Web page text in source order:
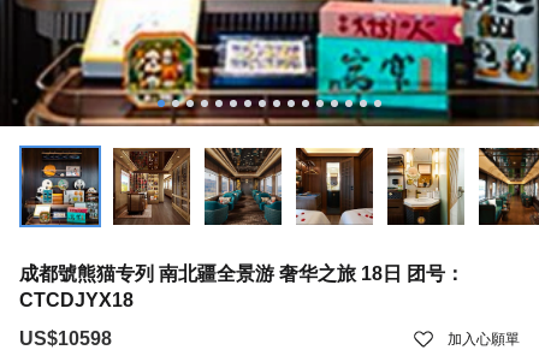
成都號熊猫专列 南北疆全景游 奢华之旅 18日 团号：
CTCDJYX18
US$10598
加入心願單